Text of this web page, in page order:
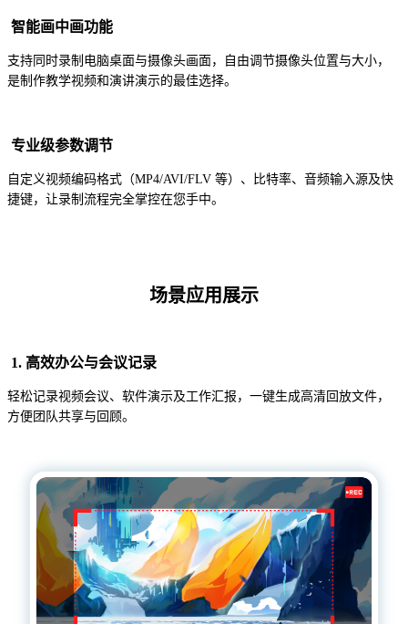
智能画中画功能
支持同时录制电脑桌面与摄像头画面，自由调节摄像头位置与大小，
是制作教学视频和演讲演示的最佳选择。
专业级参数调节
自定义视频编码格式（MP4/AVI/FLV 等）、比特率、音频输入源及快
捷键，让录制流程完全掌控在您手中。
场景应用展示
1. 高效办公与会议记录
轻松记录视频会议、软件演示及工作汇报，一键生成高清回放文件，
方便团队共享与回顾。